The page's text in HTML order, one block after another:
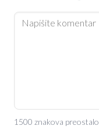
1500 znakova preostalo